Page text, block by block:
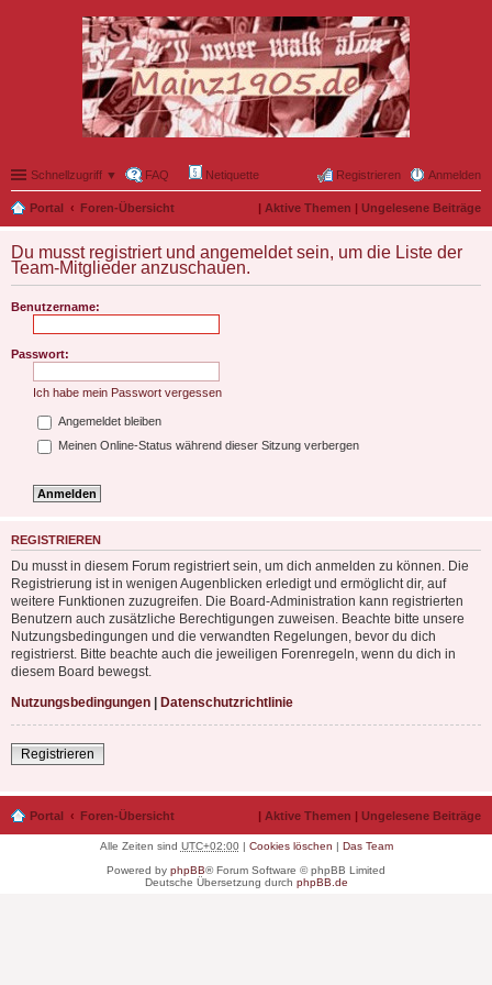
Schnellzugriff ▼ FAQ Netiquette Anmelden
Registrieren
Portal Foren-Übersicht | Aktive Themen | Ungelesene Beiträge
Du musst registriert und angemeldet sein, um die Liste der
Team-Mitglieder anzuschauen.
Benutzername:
Passwort:
Ich habe mein Passwort vergessen
Angemeldet bleiben
Meinen Online-Status während dieser Sitzung verbergen
REGISTRIEREN
Du musst in diesem Forum registriert sein, um dich anmelden zu können. Die
Registrierung ist in wenigen Augenblicken erledigt und ermöglicht dir, auf
weitere Funktionen zuzugreifen. Die Board-Administration kann registrierten
Benutzern auch zusätzliche Berechtigungen zuweisen. Beachte bitte unsere
Nutzungsbedingungen und die verwandten Regelungen, bevor du dich
registrierst. Bitte beachte auch die jeweiligen Forenregeln, wenn du dich in
diesem Board bewegst.
Nutzungsbedingungen | Datenschutzrichtlinie
Registrieren
Portal Foren-Übersicht | Aktive Themen | Ungelesene Beiträge
Alle Zeiten sind UTC+02:00| Cookies löschen | Das Team
Powered by phpBB® Forum Software © phpBB Limited
Deutsche Übersetzung durch phpBB.de